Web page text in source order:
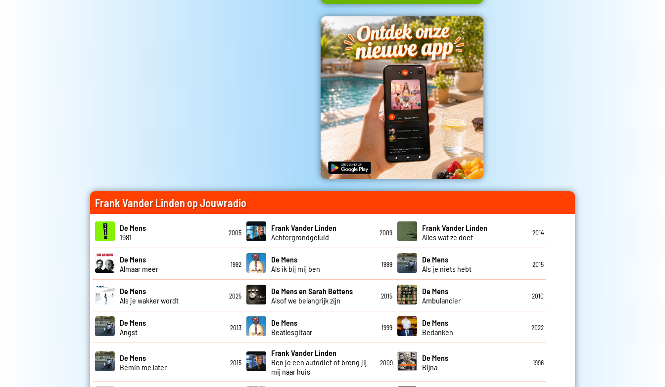
Frank Vander Linden op Jouwradio
De Mens
1981
2005
Frank Vander Linden
Achtergrondgeluid
2009
Frank Vander Linden
Alles wat ze doet
2014
De Mens
Almaar meer
1992
De Mens
Als ik bij mij ben
1999
De Mens
Als je niets hebt
2015
De Mens
Als je wakker wordt
2025
De Mens en Sarah Bettens
Alsof we belangrijk zijn
2015
De Mens
Ambulancier
2010
De Mens
Angst
2013
De Mens
Beatlesgitaar
1999
De Mens
Bedanken
2022
De Mens
Bemin me later
2015
Frank Vander Linden
Ben je een autodief of breng jij
mij naar huis
2009
De Mens
Bijna
1996